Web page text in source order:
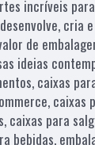
incríveis
cria
de
ideias
caixas
caixas
caixas para
bebidas,